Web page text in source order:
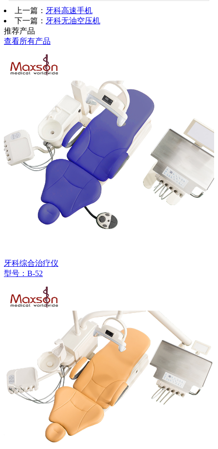
上一篇： 牙科高速手机
下一篇： 牙科无油空压机
推荐产品
查看所有产品
牙科综合治疗仪
型号：B-52